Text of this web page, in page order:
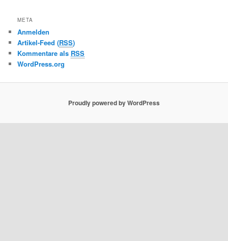
META
Anmelden
Artikel-Feed (RSS)
Kommentare als RSS
WordPress.org
Proudly powered by WordPress